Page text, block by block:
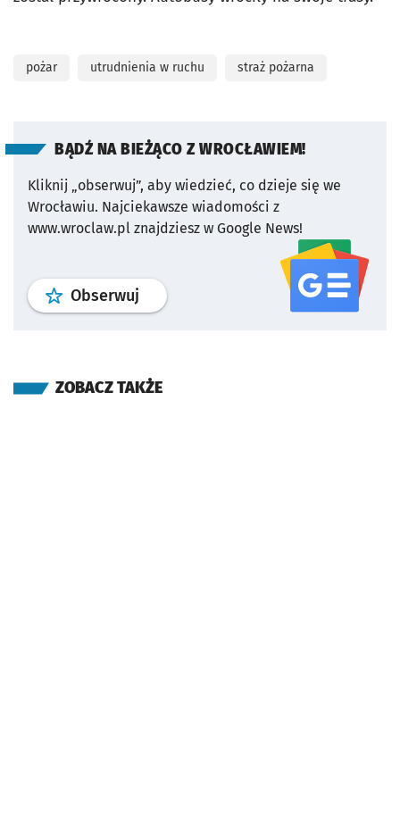
pożar utrudnienia w ruchu straż pożarna
BĄDŹ NA BIEŻĄCO Z WROCŁAWIEM!
Kliknij „obserwuj”, aby wiedzieć, co dzieje się we
Wrocławiu. Najciekawsze wiadomości z
www.wroclaw.pl znajdziesz w Google News!
Obserwuj profil serwisu
ZOBACZ TAKŻE